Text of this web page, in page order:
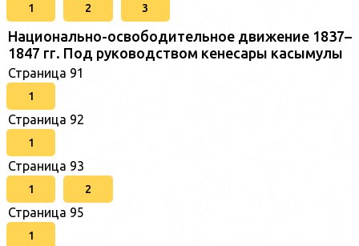
1 2 3
Национально-освободительное движение 1837–
1847 гг. Под руководством кенесары касымулы
Страница 91
1
Страница 92
1
Страница 93
1 2
Страница 95
1